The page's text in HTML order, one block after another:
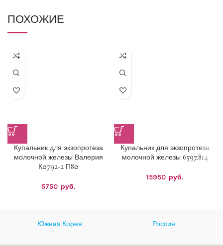
ПОХОЖИЕ
Купальник для экзопротеза
молочной железы Валерия
К0792-2 П80
5750 руб.
Купальник для экзопротеза
молочной железы 6597.814
15950 руб.
Южная Корея Россия